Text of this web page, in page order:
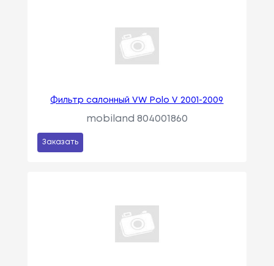
Фильтр салонный VW Polo V 2001-2009
mobiland 804001860
Заказать